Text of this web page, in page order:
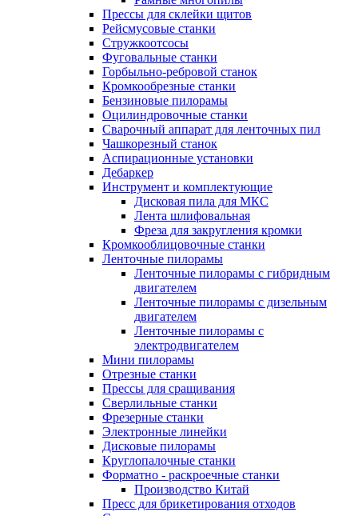
Прессы для склейки щитов
Рейсмусовые станки
Стружкоотсосы
Фуговальные станки
Горбыльно-ребровой станок
Кромкообрезные станки
Бензиновые пилорамы
Оцилиндровочные станки
Сварочный аппарат для ленточных пил
Чашкорезный станок
Аспирационные установки
Дебаркер
Инструмент и комплектующие
Дисковая пила для МКС
Лента шлифовальная
Фреза для закругления кромки
Кромкооблицовочные станки
Ленточные пилорамы
Ленточные пилорамы с гибридным
двигателем
Ленточные пилорамы с дизельным
двигателем
Ленточные пилорамы с
электродвигателем
Мини пилорамы
Отрезные станки
Прессы для сращивания
Сверлильные станки
Фрезерные станки
Электронные линейки
Дисковые пилорамы
Круглопалочные станки
Форматно - раскроечные станки
Производство Китай
Пресс для брикетирования отходов